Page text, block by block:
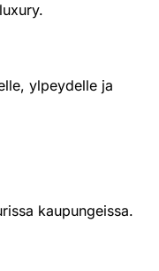
ylpeydelle ja
kaupungeissa.